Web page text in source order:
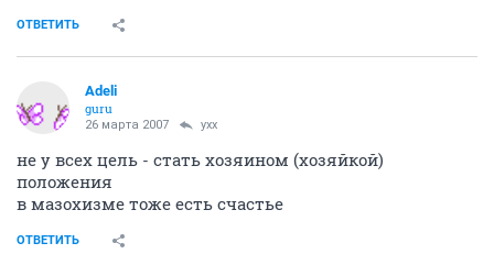
ОТВЕТИТЬ
Adeli
guru
26 марта 2007 yxx
не у всех цель - стать хозяином (хозяйкой)
положения
в мазохизме тоже есть счастье
ОТВЕТИТЬ